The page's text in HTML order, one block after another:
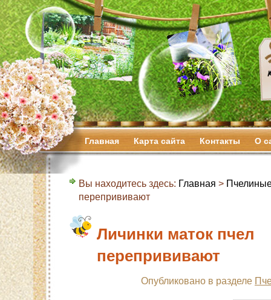
Главная Карта сайта Контакты О
Вы находитесь здесь: Главная >
перепрививают
Личинки маток пчел
перепрививают
Опубликовано в разделе